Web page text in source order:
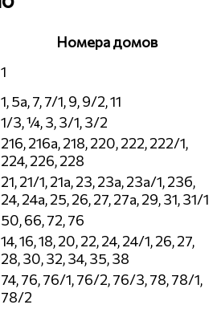
Номера домов
1
1, 5а, 7, 7/1, 9, 9/2, 11
1/3, ¼, 3, 3/1, 3/2
216, 216а, 218, 220, 222, 222/1,
224, 226, 228
21, 21/1, 21а, 23, 23а, 23а/1, 23б,
24, 24а, 25, 26, 27, 27а, 29, 31, 31/1
50, 66, 72, 76
14, 16, 18, 20, 22, 24, 24/1, 26, 27,
28, 30, 32, 34, 35, 38
74, 76, 76/1, 76/2, 76/3, 78, 78/1,
78/2